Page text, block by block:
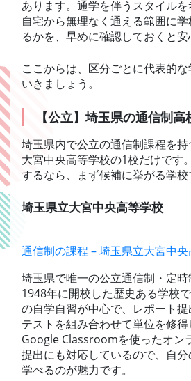
あります。通学を伴うスタイルを
自宅から無理なく通える範囲に
るかを、早めに確認しておくと安
ここからは、区分ごとに代表的
いきましょう。
【公立】埼玉県の通信制高
埼玉県内で公立の通信制課程を
大宮中央高等学校の1校だけです
するなら、まず候補に挙がる学校
埼玉県立大宮中央高等学校
通信制の課程 – 埼玉県立大宮中
埼玉県で唯一の公立通信制・定時
1948年に開校した歴史ある学校
の自学自習が中心で、レポート提
テストを組み合わせて単位を修得
Google Classroomを使ったオン
提出にも対応しているので、自分
学べるのが魅力です。